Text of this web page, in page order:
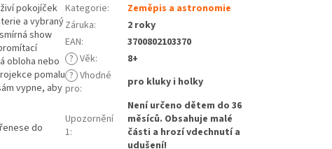
pokojíček
a vybraný
show
obloha nebo
pomalu
vypne, aby
do
Kategorie:
Zeměpis a astronomie
Záruka:
2 roky
EAN:
3700802103370
? Věk:
8+
? Vhodné
pro: pro kluky i holky
Upozornění
1:
Není určeno dětem do 36
měsíců. Obsahuje malé
části a hrozí vdechnutí a
udušení!